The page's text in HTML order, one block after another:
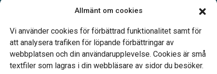
Allmänt om cookies
Vi använder cookies för förbättrad funktionalitet samt för
att analysera trafiken för löpande förbättringar av
webbplatsen och din användarupplevelse. Cookies är små
textfiler som lagras i din webbläsare av sidor du besöker.
Telefonjour dygnet runt.